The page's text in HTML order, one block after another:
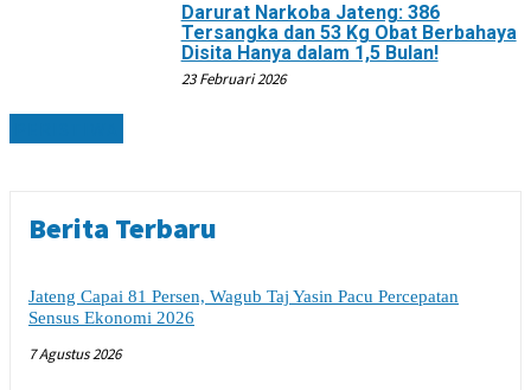
Darurat Narkoba Jateng: 386
Tersangka dan 53 Kg Obat Berbahaya
Disita Hanya dalam 1,5 Bulan!
23 Februari 2026
Berita Terbaru
Jateng Capai 81 Persen, Wagub Taj Yasin Pacu Percepatan
Sensus Ekonomi 2026
7 Agustus 2026